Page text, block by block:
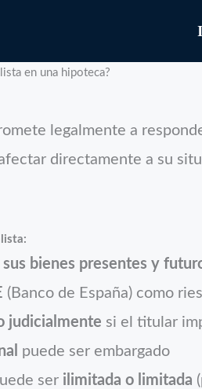
en una hipoteca?
legalmente a
directamente a su
sus bienes presentes y
(Banco de España) como
judicialmente si el titular
puede ser embargado
ser ilimitada o limitada